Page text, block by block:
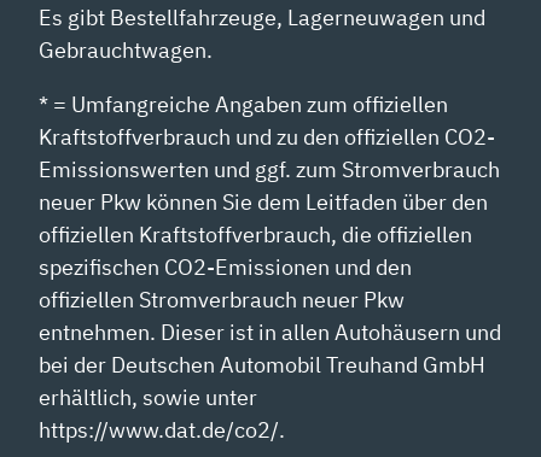
Es gibt Bestellfahrzeuge, Lagerneuwagen und
Gebrauchtwagen.
* = Umfangreiche Angaben zum offiziellen
Kraftstoffverbrauch und zu den offiziellen CO2-
Emissionswerten und ggf. zum Stromverbrauch
neuer Pkw können Sie dem Leitfaden über den
offiziellen Kraftstoffverbrauch, die offiziellen
spezifischen CO2-Emissionen und den
offiziellen Stromverbrauch neuer Pkw
entnehmen. Dieser ist in allen Autohäusern und
bei der Deutschen Automobil Treuhand GmbH
erhältlich, sowie unter
https://www.dat.de/co2/.